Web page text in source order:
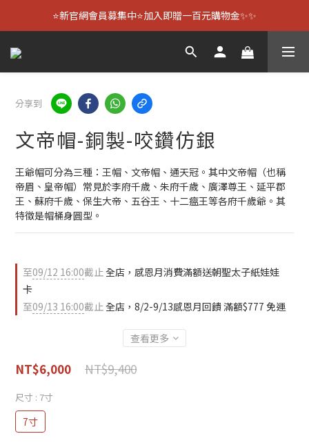
⭐新官網會員募集中⭐加入即贈一百元購物金✨✨
分享到
文帝帽-銅製-咬鑽仿銀
王爺帽可分為三種：王帽、文帝帽、通天冠。其中文帝帽（也稱
帝眉、皇帝帽）常見於李府千歲、朱府千歲、廣澤尊王、延平郡
王、蘇府千歲、保生大帝、五谷王、十二瘟王等各府千歲爺。其
特徵是帽桶身圓型。
至09/12 16:00截止全店，感恩月消費滿額送朝聖太子紙娃娃
卡
至09/13 16:00截止全店，8/2-9/13感恩月回饋 滿額$777 免運
查看更多
NT$9,400
NT$6,000
尺寸 : 7寸
7寸